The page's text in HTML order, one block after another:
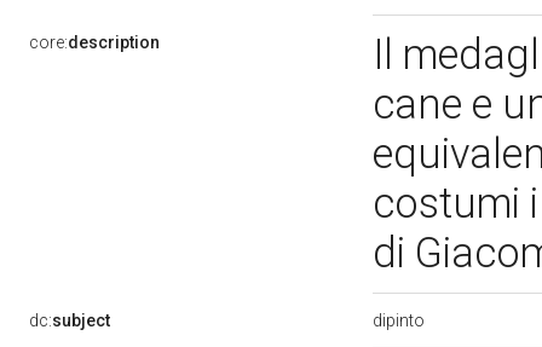
core:description
Il
cane e
costumi
di
dc:subject dipinto